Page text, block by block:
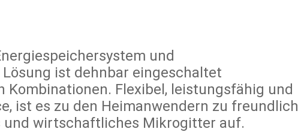
und
ist dehnbar eingeschaltet
Kombinationen. Flexibel, leistungsfähig und
ist es zu den Heimanwendern zu freundlich
und wirtschaftliches Mikrogitter auf.